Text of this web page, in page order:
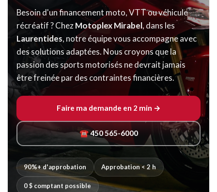
Besoin d'un financement moto, VTT ou véhicule
récréatif ? ChezMotoplex Mirabel, dans les
Laurentides, notre équipe vous accompagne avec
des solutions adaptées. Nous croyons que la
passion des sports motorisés ne devrait jamais
être freinée par des contraintes financières.
Faire ma demande en 2 min →
☎ 450 565-6000
90%+ d'approbation Approbation < 2 h
0 $ comptant possible